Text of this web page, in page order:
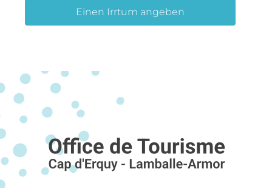
Einen Irrtum angeben